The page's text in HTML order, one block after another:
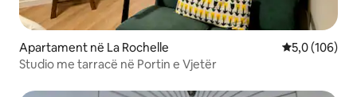
Apartament në La Rochelle Vlerësimi
5,0 (106)
Studio me tarracë në Portin e Vjetër